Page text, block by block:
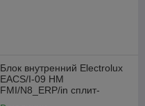
Блок внутренний Electrolux
EACS/I-09 HM
FMI/N8_ERP/in сплит-